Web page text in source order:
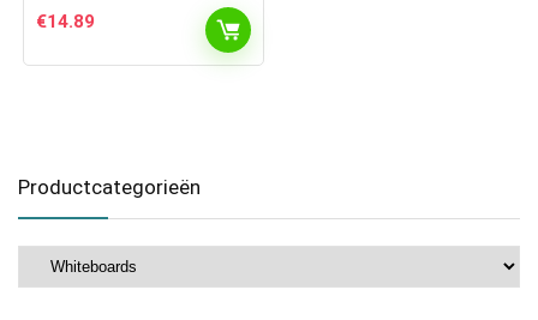
€14.89
Productcategorieën